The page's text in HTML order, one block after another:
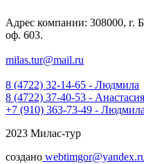
Адрес компании: 308000, г.
оф. 603.
milas.tur@mail.ru
8 (4722) 32-14-65 - Людмила
8 (4722) 37-40-53 - Анастасия
+7 (910) 363-73-49 - Людмила
2023 Милас-тур
создано